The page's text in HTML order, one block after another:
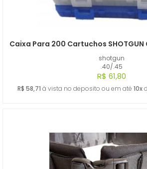
shotgun
.40/.45
Caixa Para 200 Cartuchos SHOTGUN
R$ 61,80
R$ 58,71 à vista no deposito ou em até 10x